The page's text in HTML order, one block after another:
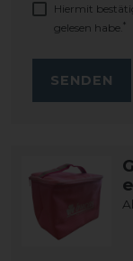
Hiermit
gelesen habe. *
SENDEN